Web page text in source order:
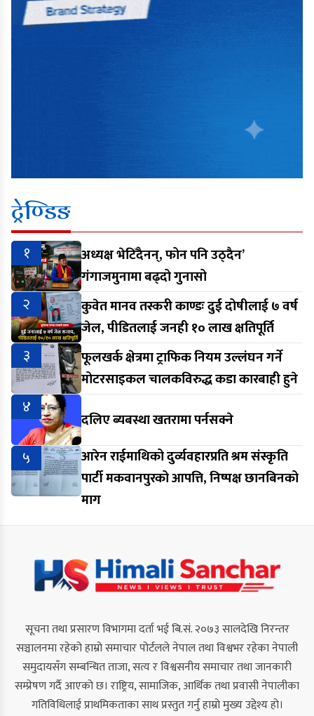
ट्रेण्डिङ
१
अध्यक्ष भेटिँदैनन्, फोन पनि उठ्दैन’
गंगाजमुनामा बढ्दो गुनासो
२
कुवेत मानव तस्करी काण्डः दुई दोषीलाई ७ वर्ष
जेल, पीडितलाई जनही १० लाख क्षतिपूर्ति
३
फूलखर्क क्षेत्रमा ट्राफिक नियम उल्लंघन गर्ने
मोटरसाइकल चालकविरुद्ध कडा कारबाही हुने
४
दलिए ब्यबस्था खतरामा पर्नसक्ने
५
आरेन राईमाथिको दुर्व्यवहारप्रति श्रम संस्कृति
पार्टी मकवानपुरको आपत्ति, निष्पक्ष छानबिनको
माग
सूचना तथा प्रसारण विभागमा दर्ता भई बि.सं. २०७३ सालदेखि निरन्तर
सञ्चालनमा रहेको हाम्रो समाचार पोर्टलले नेपाल तथा विश्वभर रहेका नेपाली
समुदायसँग सम्बन्धित ताजा, सत्य र विश्वसनीय समाचार तथा जानकारी
सम्प्रेषण गर्दै आएको छ। राष्ट्रिय, सामाजिक, आर्थिक तथा प्रवासी नेपालीका
गतिविधिलाई प्राथमिकताका साथ प्रस्तुत गर्नु हाम्रो मुख्य उद्देश्य हो।